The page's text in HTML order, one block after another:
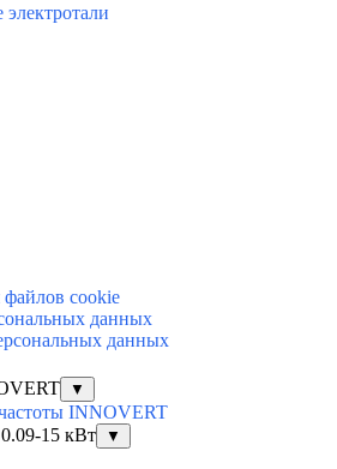
файлов cookie
данных
данных
▼
INNOVERT
15 кВт
▼